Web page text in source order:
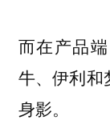
而在产品
牛、伊利和
身影。